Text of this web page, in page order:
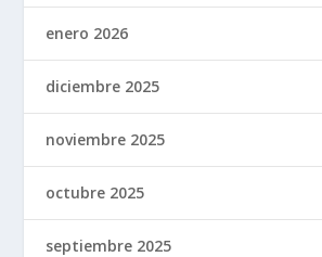
enero 2026
diciembre 2025
noviembre 2025
octubre 2025
septiembre 2025